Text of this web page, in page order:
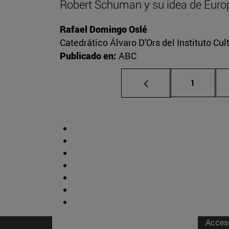
Robert Schuman y su idea de
Rafael Domingo Oslé
Catedrático Álvaro D'Ors del Instituto
Publicado en: ABC
Página
1